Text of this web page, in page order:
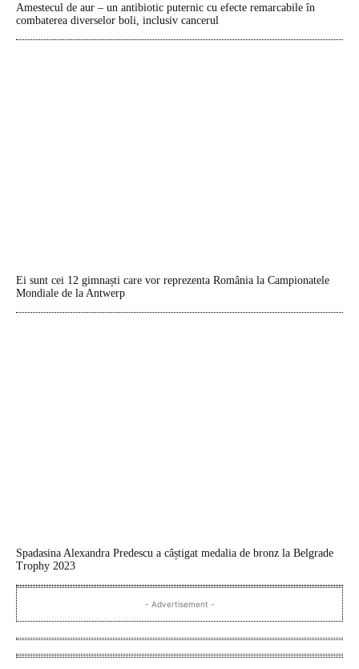
Amestecul de aur – un antibiotic puternic cu efecte remarcabile în
combaterea diverselor boli, inclusiv cancerul
Ei sunt cei 12 gimnaști care vor reprezenta România la Campionatele
Mondiale de la Antwerp
Spadasina Alexandra Predescu a câștigat medalia de bronz la Belgrade
Trophy 2023
- Advertisement -